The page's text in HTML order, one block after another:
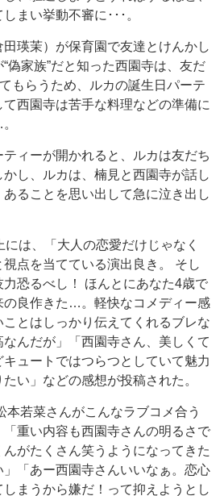
まい挙動不審に･･･。
瑛茉）が保育園で友達とけんかし
偽家族”だと知った西園寺は、友だ
もらうため、ルカの誕生日パーテ
西園寺は苦手な料理などの準備に
ィーが開かれると、ルカは友だち
し、ルカは、楠見と西園寺が話し
ることを思い出して急に泣き出し
は、「大人の恋愛だけじゃなく
点を当てている演出良き。 そし
恐るべし！ ほんとにあなた4歳で
の良作きた…。軽快なコメディー感
とはしっかり伝えてくれるブレな
んだが」「西園寺さん、美しくて
ュートではつらつとしていて魅力
い」などの感想が投稿された。
若菜さんがこんなラブコメ合う
重い内容も西園寺さんの明るさで
がたくさん笑うようになってきた
「あー西園寺さんいいなぁ。恋心
まうから嫌だ！って抑えようとし